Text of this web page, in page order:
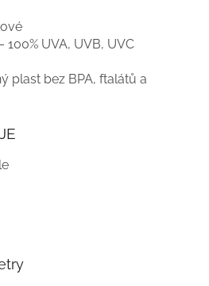
100% UVA, UVB, UVC
plast bez BPA, ftalátů a